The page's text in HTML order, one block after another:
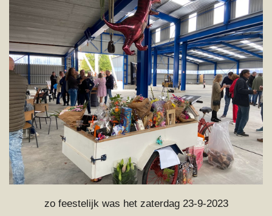
zo feestelijk was het zaterdag 23-9-2023